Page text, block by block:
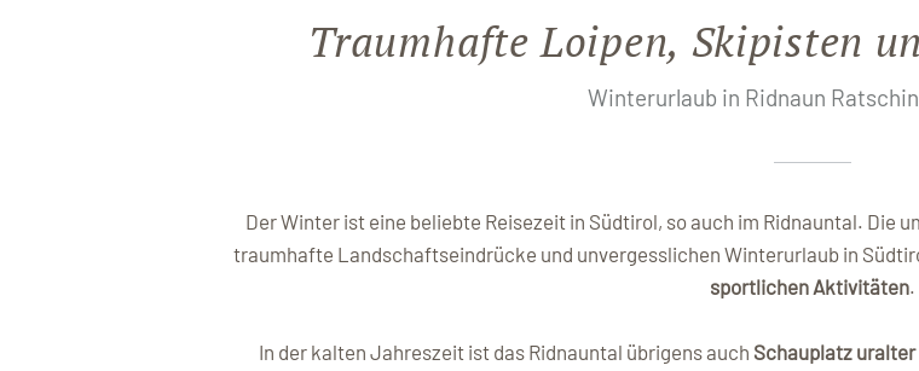
Traumhafte Loipen, Skipisten
Winterurlaub in Ridnaun
Der Winter ist eine beliebte Reisezeit in Südtirol, so auch im Ridnauntal. Die
traumhafte Landschaftseindrücke und unvergesslichen Winterurlaub in
sportlichen Aktivitäten.
In der kalten Jahreszeit ist das Ridnauntal übrigens auch Schauplatz